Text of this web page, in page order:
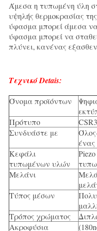
Άμεσα η τυπωμένη ύλη
υψηλής θερμοκρασίας
ύφασμα μπορεί άμεσα
ύφασμα μπορεί να
πλύνει, κανένας
Τεχνικό Detais:
Όνομα προϊόντων
Πρότυπο
Συνδυάστε με
Κεφάλι
τυπωμένων υλών
Μελάνι
Τύπος μέσων
Τρόπος χρώματος
Ακροφύσια